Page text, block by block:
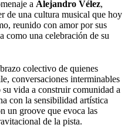
a Alejandro Vélez,
de una cultura musical que hoy
reunido con amor por sus
como una celebración de su
colectivo de quienes
conversaciones interminables
vida a construir comunidad a
con la sensibilidad artística
un groove que evoca las
de la pista.